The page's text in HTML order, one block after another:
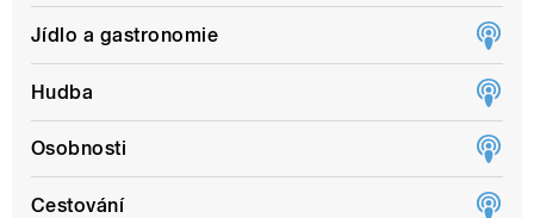
Jídlo a gastronomie
Hudba
Osobnosti
Cestování